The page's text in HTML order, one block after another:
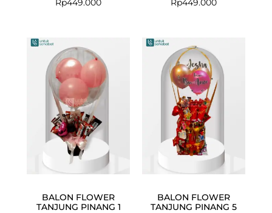
Rp449.000 Rp449.000
BALON FLOWER
TANJUNG PINANG 1
BALON FLOWER
TANJUNG PINANG 5